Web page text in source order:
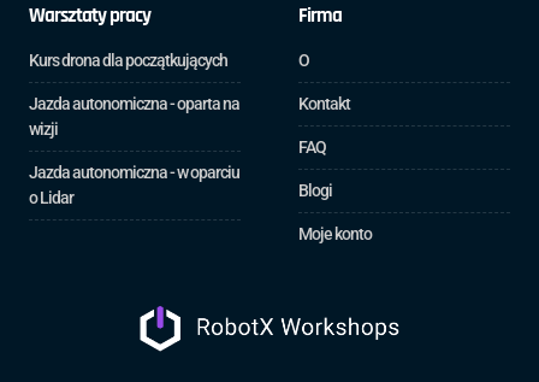
Warsztaty pracy
Kurs drona dla początkujących
Jazda autonomiczna - oparta na
wizji
Jazda autonomiczna - w oparciu
o Lidar
Firma
O
Kontakt
FAQ
Blogi
Moje konto